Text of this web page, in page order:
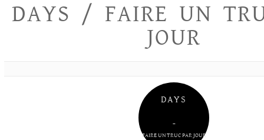
tout
essayer
DAYS / FAIRE UN
JOUR
DAYS
–
FAIRE UN TRUC PAR JOUR